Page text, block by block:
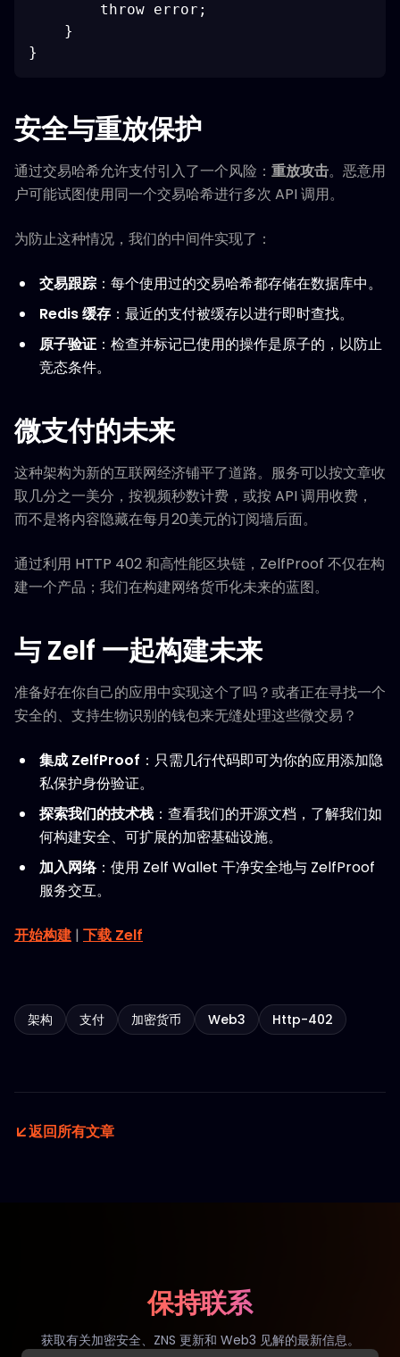
        throw error;
    }
安全与重放保护
通过交易哈希允许支付引入了一个风险： 重放攻击。恶意用
户可能试图使用同一个交易哈希进行多次 API 调用。
为防止这种情况，我们的中间件实现了：
交易跟踪 ：每个使用过的交易哈希都存储在数据库中。
Redis 缓存 ：最近的支付被缓存以进行即时查找。
原子验证：检查并标记已使用的操作是原子的，以防止
竞态条件。
微支付的未来
这种架构为新的互联网经济铺平了道路。服务可以按文章收
取几分之一美分，按视频秒数计费，或按 API 调用收费，
而不是将内容隐藏在每月20美元的订阅墙后面。
通过利用 HTTP 402 和高性能区块链，ZelfProof 不仅在构
建一个产品；我们在构建网络货币化未来的蓝图。
与 Zelf 一起构建未来
准备好在你自己的应用中实现这个了吗？或者正在寻找一个
安全的、支持生物识别的钱包来无缝处理这些微交易？
集成 ZelfProof ：只需几行代码即可为你的应用添加隐
私保护身份验证。
探索我们的技术栈 ：查看我们的开源文档，了解我们如
何构建安全、可扩展的加密基础设施。
加入网络：使用 Zelf Wallet 干净安全地与 ZelfProof
服务交互。
开始构建 | 下载 Zelf
架构 支付 加密货币 Web3 Http-402
返回所有文章
保持联系
获取有关加密安全、ZNS 更新和 Web3 见解的最新信息。